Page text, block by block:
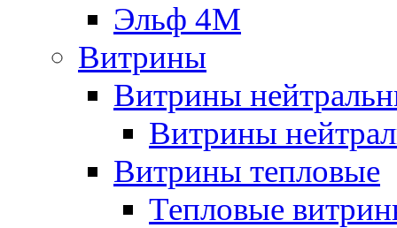
Эльф 4М
Витрины
Витрины
Витрины
Витрины тепловые
Тепловые